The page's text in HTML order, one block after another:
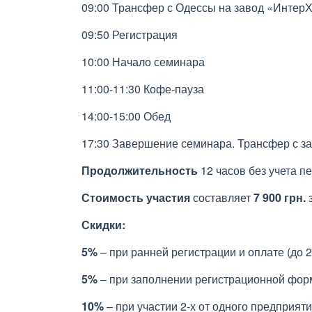
09:00 Трансфер с Одессы на завод
09:50 Регистрация
10:00 Начало семинара
11:00-11:30 Кофе-пауза
14:00-15:00 Обед
17:30 Завершение семинара. Трансфер с
Продолжительность 12 часов без учета
Стоимость участиясоставляет7 900 грн.
Скидки:
5%– при ранней регистрации и оплате (до
5%– при заполнении регистрационной
10%– при участии 2-х от одного